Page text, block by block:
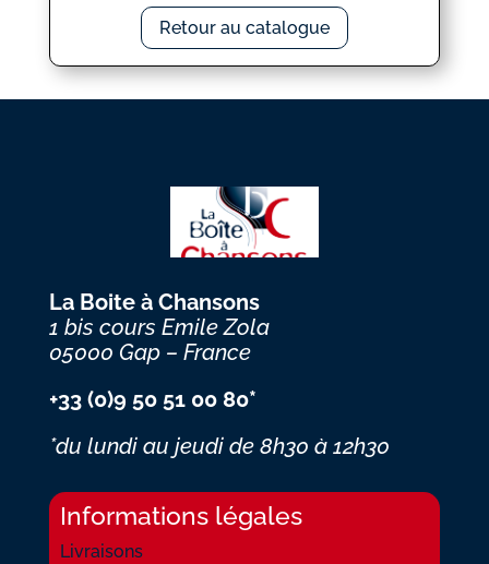
Retour au catalogue
La Boite à Chansons
1 bis cours Emile Zola
05000 Gap – France
+33 (0)9 50 51 00 80*
*du lundi au jeudi de 8h30 à 12h30
Informations légales
Livraisons